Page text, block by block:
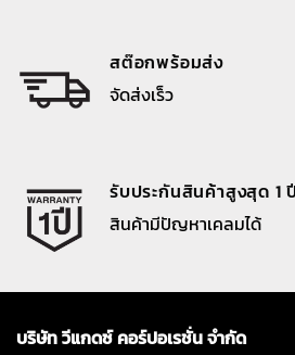
สต๊อกพร้อมส่ง
จัดส่งเร็ว
รับประกันสินค้าสูงสุด 1
สินค้ามีปัญหาเคลมได้
บริษัท วีแกดซ์ คอร์ปอเรชั่น จำกัด